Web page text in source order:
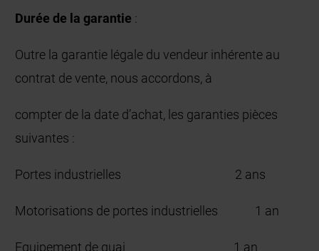
Durée de la garantie :
Outre la garantie légale du vendeur inhérente au
contrat de vente, nous accordons, à
compter de la date d’achat, les garanties pièces
suivantes :
Portes industrielles 2 ans
Motorisations de portes industrielles 1 an
Equipement de quai 1 an